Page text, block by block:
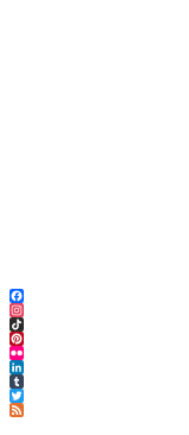
Facebook
Instagram
TikTok
Pinterest
Flickr
LinkedIn
Tumblr
Twitter
Feed